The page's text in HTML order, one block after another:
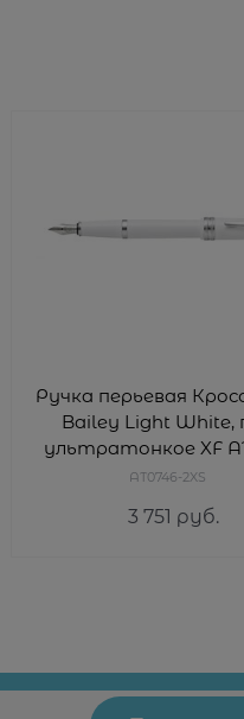
Ручка перьевая
Bailey Light White,
ультратонкое XF
2XS
AT0746-2XS
3 751 руб.